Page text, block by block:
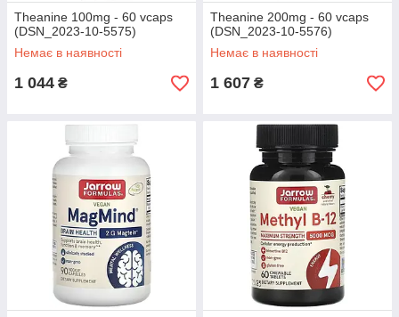
Theanine 100mg - 60 vcaps
(DSN_2023-10-5575)
Немає в наявності
1 044 ₴
Theanine 200mg - 60 vcaps
(DSN_2023-10-5576)
Немає в наявності
1 607 ₴